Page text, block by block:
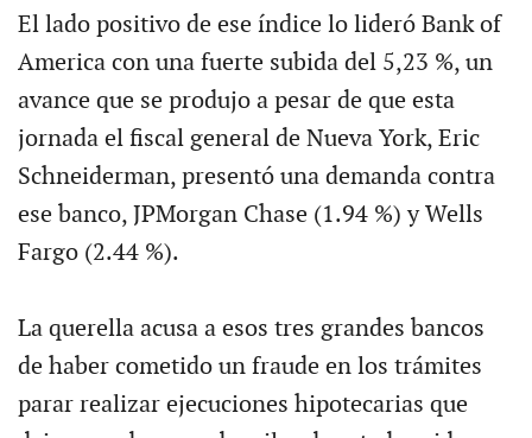
El lado positivo de ese índice lo lideró Bank of
America con una fuerte subida del 5,23 %, un
avance que se produjo a pesar de que esta
jornada el fiscal general de Nueva York, Eric
Schneiderman, presentó una demanda contra
ese banco, JPMorgan Chase (1.94 %) y Wells
Fargo (2.44 %).
La querella acusa a esos tres grandes bancos
de haber cometido un fraude en los trámites
parar realizar ejecuciones hipotecarias que